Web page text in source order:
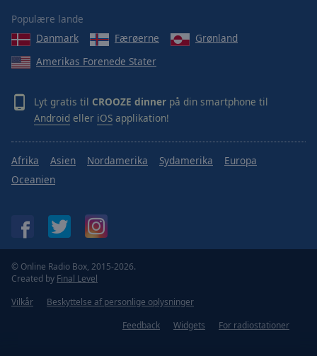
Reset
Done
Close
Modal
End
window.
Populære lande
Danmark
Færøerne
Grønland
Amerikas Forenede Stater
Lyt gratis til CROOZE dinner på din smartphone til
Android eller iOS applikation!
Afrika Asien Nordamerika Sydamerika
Europa
Oceanien
© Online Radio Box, 2015-2026.
Created by Final Level
Vilkår
Beskyttelse af personlige oplysninger
Feedback
Widgets For radiostationer